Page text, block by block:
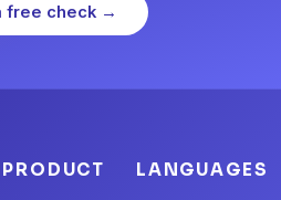
free check →
PRODUCT LANGUAGES